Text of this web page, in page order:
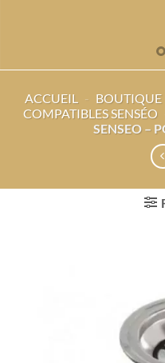
ACCUEIL - BOUTIQUE
COMPATIBLES SENSÉO
SENSEO –